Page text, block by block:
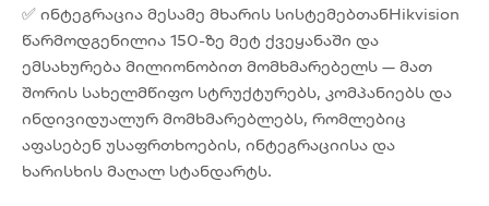
✅ ინტეგრაცია მესამე მხარის სისტემებთანHikvision
წარმოდგენილია 150-ზე მეტ ქვეყანაში და
ემსახურება მილიონობით მომხმარებელს — მათ
შორის სახელმწიფო სტრუქტურებს, კომპანიებს და
ინდივიდუალურ მომხმარებლებს, რომლებიც
აფასებენ უსაფრთხოების, ინტეგრაციისა და
ხარისხის მაღალ სტანდარტს.